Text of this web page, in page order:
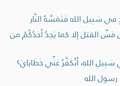
سَبِيل الله فَتَمَسَّهُ النَّار
القتل إلا كما يَجِدُ أَحَدُكُمْ من
اللهِ، أَتُكَفَّرُ عَنِّي خَطَايَايَ؟
الله